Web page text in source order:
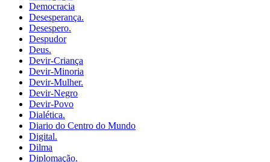
Democracia
Desesperança.
Desespero.
Despudor
Deus.
Devir-Criança
Devir-Minoria
Devir-Mulher.
Devir-Negro
Devir-Povo
Dialética.
Diario do Centro do Mundo
Digital.
Dilma
Diplomação.